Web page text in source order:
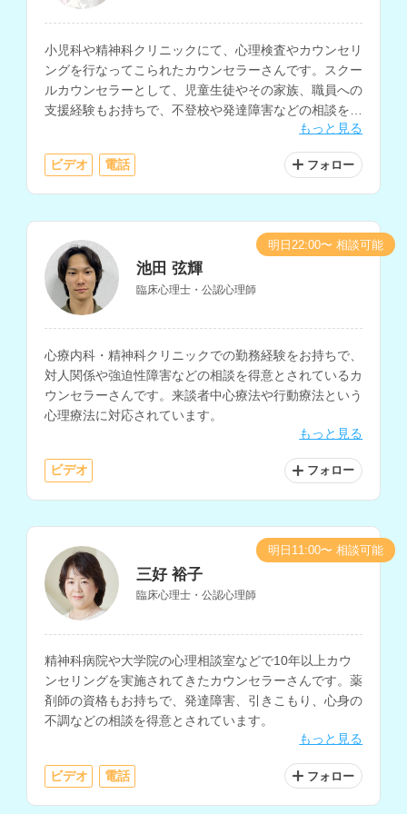
小児科や精神科クリニックにて、心理検査やカウンセリ
ングを行なってこられたカウンセラーさんです。スクー
ルカウンセラーとして、児童生徒やその家族、職員への
支援経験もお持ちで、不登校や発達障害などの相談を得
もっと見る
ビデオ 電話 フォロー
池田 弦輝
臨床心理士・公認心理師
心療内科・精神科クリニックでの勤務経験をお持ちで、
対人関係や強迫性障害などの相談を得意とされているカ
ウンセラーさんです。来談者中心療法や行動療法という
心理療法に対応されています。
もっと見る
ビデオ フォロー
明日22:00〜 相談可能
三好 裕子
臨床心理士・公認心理師
精神科病院や大学院の心理相談室などで10年以上カウ
ンセリングを実施されてきたカウンセラーさんです。薬
剤師の資格もお持ちで、発達障害、引きこもり、心身の
不調などの相談を得意とされています。
もっと見る
ビデオ 電話 フォロー
明日11:00〜 相談可能